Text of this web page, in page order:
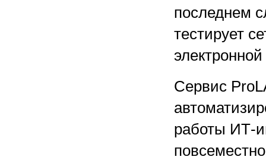
последнем
тестирует
Сервис
работы ИТ-